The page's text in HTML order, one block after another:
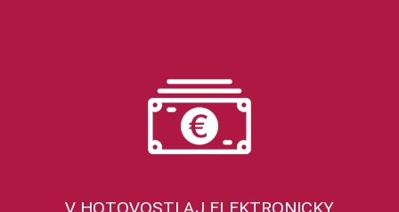
V HOTOVOSTI AJ ELEKTRONICKY